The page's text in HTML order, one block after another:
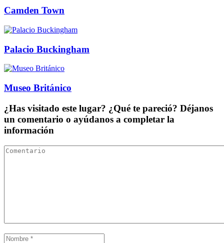
Camden Town
Palacio Buckingham
Museo Británico
¿Has visitado este lugar? ¿Qué te pareció? Déjanos
un comentario o ayúdanos a completar la
información